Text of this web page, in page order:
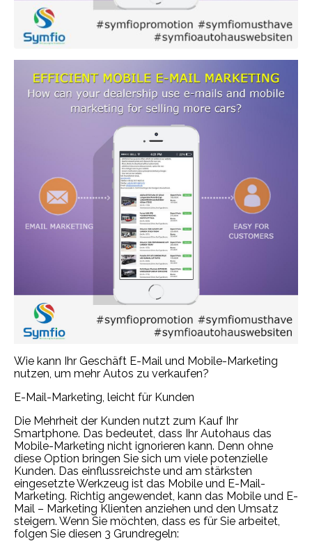
Wie kann Ihr Geschäft E-Mail und Mobile-Marketing
nutzen, um mehr Autos zu verkaufen?
E-Mail-Marketing, leicht für Kunden
Die Mehrheit der Kunden nutzt zum Kauf Ihr
Smartphone. Das bedeutet, dass Ihr Autohaus das
Mobile-Marketing nicht ignorieren kann. Denn ohne
diese Option bringen Sie sich um viele potenzielle
Kunden. Das einflussreichste und am stärksten
eingesetzte Werkzeug ist das Mobile und E-Mail-
Marketing. Richtig angewendet, kann das Mobile und E-
Mail – Marketing Klienten anziehen und den Umsatz
steigern. Wenn Sie möchten, dass es für Sie arbeitet,
folgen Sie diesen 3 Grundregeln: